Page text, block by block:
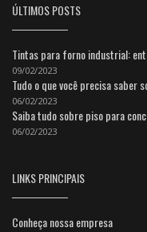
ÚLTIMOS POSTS
Tintas para forno industrial:
09/02/2023
Tudo o que você precisa saber
06/02/2023
Saiba tudo sobre piso para
06/02/2023
LINKS PRINCIPAIS
Conheça nossa empresa